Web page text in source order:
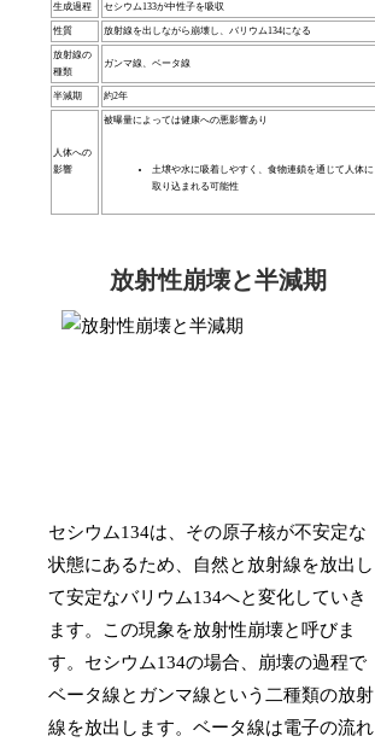
生成過程 セシウム133が中性子を吸収
性質 放射線を出しながら崩壊し、バリウム134になる
放射線の
種類
ガンマ線、ベータ線
半減期 約2年
人体への
影響
被曝量によっては健康への悪影響あり
土壌や水に吸着しやすく、食物連鎖を通じて人体に
取り込まれる可能性
放射性崩壊と半減期
セシウム134は、その原子核が不安定な
状態にあるため、自然と放射線を放出し
て安定なバリウム134へと変化していき
ます。この現象を放射性崩壊と呼びま
す。セシウム134の場合、崩壊の過程で
ベータ線とガンマ線という二種類の放射
線を放出します。ベータ線は電子の流れ